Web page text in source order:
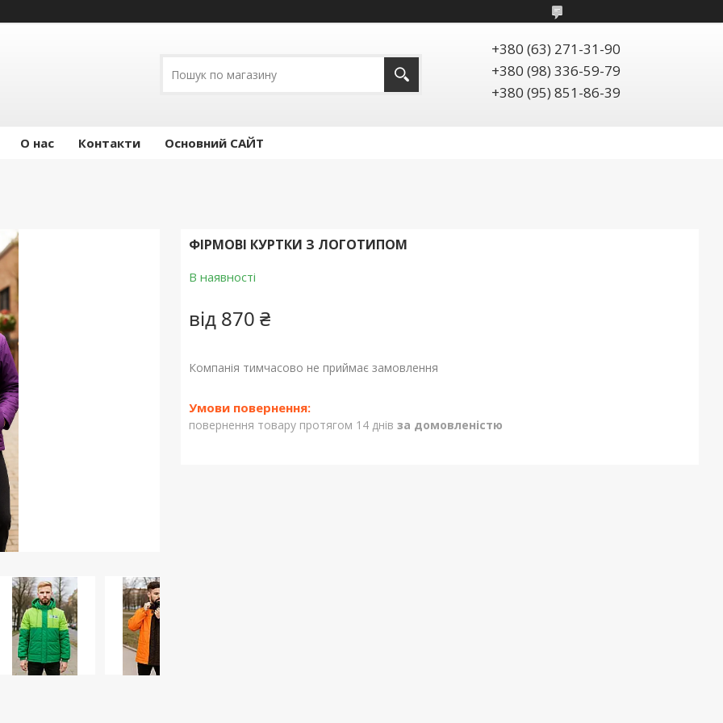
+380 (63) 271-31-90
+380 (98) 336-59-79
+380 (95) 851-86-39
О нас Контакти Основний САЙТ
ФІРМОВІ КУРТКИ З ЛОГОТИПОМ
В наявності
від 870 ₴
Компанія тимчасово не приймає замовлення
повернення товару протягом 14 днів за домовленістю